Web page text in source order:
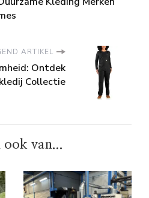
ARTIKEL
Ontdek
Collectie
ook van...